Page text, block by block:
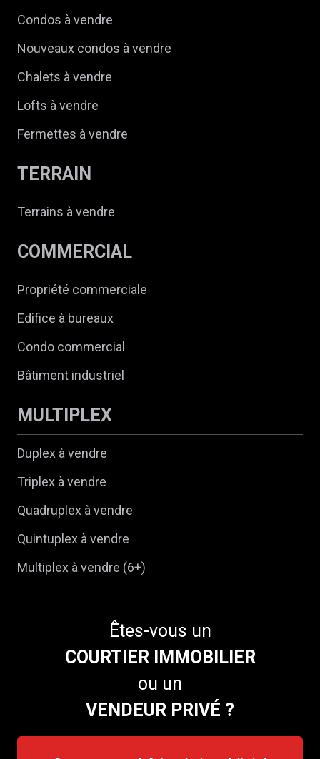
Condos à vendre
Nouveaux condos à vendre
Chalets à vendre
Lofts à vendre
Fermettes à vendre
TERRAIN
Terrains à vendre
COMMERCIAL
Propriété commerciale
Edifice à bureaux
Condo commercial
Bâtiment industriel
MULTIPLEX
Duplex à vendre
Triplex à vendre
Quadruplex à vendre
Quintuplex à vendre
Multiplex à vendre (6+)
Êtes-vous un
COURTIER IMMOBILIER
ou un
VENDEUR PRIVÉ ?